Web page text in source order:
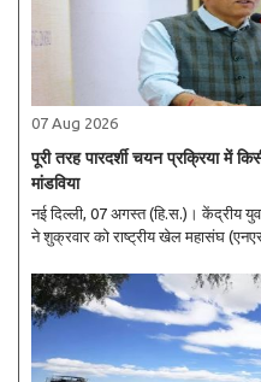
07 Aug 2026
पूरी तरह पारदर्शी चयन प्रक्रिया में
मांडविया
नई दिल्ली, 07 अगस्त (हि.स.)। केंद्रीय
ने शुक्रवार को राष्ट्रीय खेल महासंघ